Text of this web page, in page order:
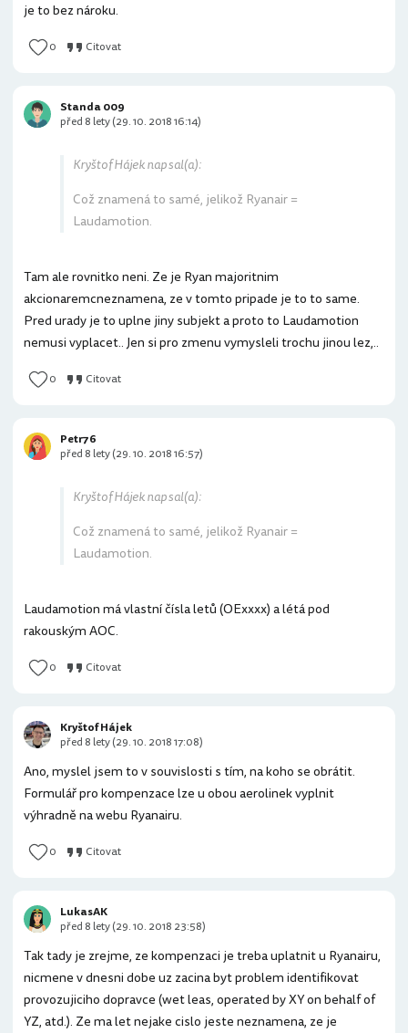
je to bez nároku.
0 Citovat
Kryštof Hájek napsal(a):
Což znamená to samé, jelikož Ryanair =
Laudamotion.
Tam ale rovnitko neni. Ze je Ryan majoritnim
akcionaremcneznamena, ze v tomto pripade je to to same.
Pred urady je to uplne jiny subjekt a proto to Laudamotion
nemusi vyplacet.. Jen si pro zmenu vymysleli trochu jinou lez,..
0 Citovat
Standa 009
před 8 lety (29. 10. 2018 16:14)
Kryštof Hájek napsal(a):
Což znamená to samé, jelikož Ryanair =
Laudamotion.
Laudamotion má vlastní čísla letů (OExxxx) a létá pod
rakouským AOC.
0 Citovat
Petr76
před 8 lety (29. 10. 2018 16:57)
Ano, myslel jsem to v souvislosti s tím, na koho se obrátit.
Formulář pro kompenzace lze u obou aerolinek vyplnit
výhradně na webu Ryanairu.
0 Citovat
Kryštof Hájek
před 8 lety (29. 10. 2018 17:08)
Tak tady je zrejme, ze kompenzaci je treba uplatnit u Ryanairu,
nicmene v dnesni dobe uz zacina byt problem identifikovat
provozujiciho dopravce (wet leas, operated by XY on behalf of
YZ, atd.). Ze ma let nejake cislo jeste neznamena, ze je
LukasAK
před 8 lety (29. 10. 2018 23:58)